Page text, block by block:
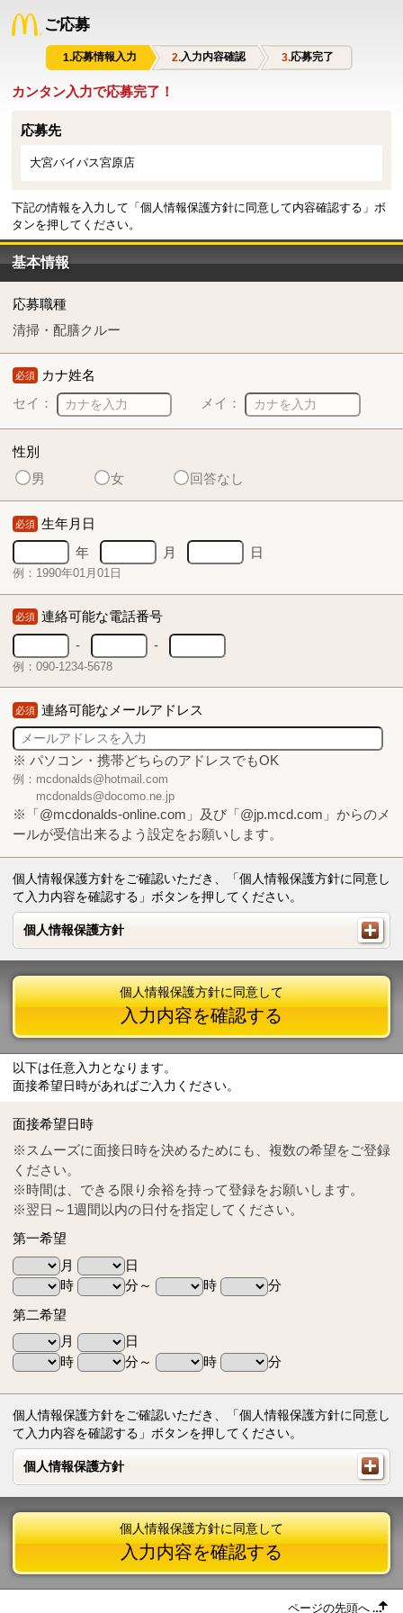
ご応募
応募情報入力 入力内容確認 応募完了
カンタン入力で応募完了！
応募先
大宮バイパス宮原店
下記の情報を入力して「個人情報保護方針に同意して内容確認する」ボ
タンを押してください。
基本情報
応募職種
清掃・配膳クルー
必須 カナ姓名
セイ：
メイ：
性別
男
女 回答なし
必須 生年月日
年
月 日
例：1990年01月01日
必須 連絡可能な電話番号
-
-
例：090-1234-5678
必須 連絡可能なメールアドレス
※ パソコン・携帯どちらのアドレスでもOK
例：mcdonalds@hotmail.com
mcdonalds@docomo.ne.jp
※「@mcdonalds-online.com」及び「@jp.mcd.com」からのメ
ールが受信出来るよう設定をお願いします。
個人情報保護方針をご確認いただき、「個人情報保護方針に同意し
て入力内容を確認する」ボタンを押してください。
個人情報保護方針
個人情報保護方針
Tel
0570-55-0314
個人情報保護方針に同意して
入力内容を確認する
以下は任意入力となります。
面接希望日時があればご入力ください。
面接希望日時
※スムーズに面接日時を決めるためにも、複数の希望をご登録
ください。
※時間は、できる限り余裕を持って登録をお願いします。
※翌日～1週間以内の日付を指定してください。
第一希望
月
日
時
分～ 時
分
第二希望
月
日
時
分～ 時 分
個人情報保護方針をご確認いただき、「個人情報保護方針に同意し
て入力内容を確認する」ボタンを押してください。
個人情報保護方針
個人情報保護方針
個人情報保護方針に同意して
入力内容を確認する
ページの先頭へ